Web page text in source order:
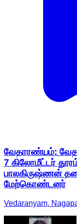
வேதாரண்யம்:
7 கிலோமீட்டர்
பாலகிருஷ்ணன்
மேற்கொண்டனர்
Vedaranyam,